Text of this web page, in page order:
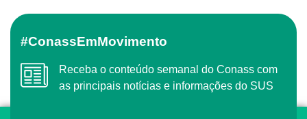
#ConassEmMovimento
Receba o conteúdo semanal do Conass com
as principais notícias e informações do SUS